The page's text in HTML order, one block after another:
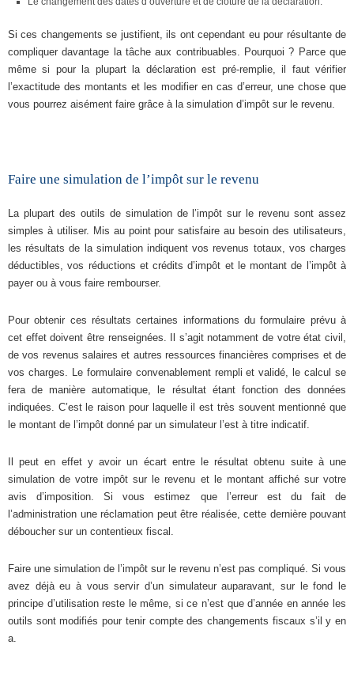
Si ces changements se justifient, ils ont cependant eu pour résultante de
compliquer davantage la tâche aux contribuables. Pourquoi ? Parce que
même si pour la plupart la déclaration est pré-remplie, il faut vérifier
l’exactitude des montants et les modifier en cas d’erreur, une chose que
vous pourrez aisément faire grâce à la simulation d’impôt sur le revenu.
Faire une simulation de l’impôt sur le revenu
La plupart des outils de simulation de l’impôt sur le revenu sont assez
simples à utiliser. Mis au point pour satisfaire au besoin des utilisateurs,
les résultats de la simulation indiquent vos revenus totaux, vos charges
déductibles, vos réductions et crédits d’impôt et le montant de l’impôt à
payer ou à vous faire rembourser.
Pour obtenir ces résultats certaines informations du formulaire prévu à
cet effet doivent être renseignées. Il s’agit notamment de votre état civil,
de vos revenus salaires et autres ressources financières comprises et de
vos charges. Le formulaire convenablement rempli et validé, le calcul se
fera de manière automatique, le résultat étant fonction des données
indiquées. C’est le raison pour laquelle il est très souvent mentionné que
le montant de l’impôt donné par un simulateur l’est à titre indicatif.
Il peut en effet y avoir un écart entre le résultat obtenu suite à une
simulation de votre impôt sur le revenu et le montant affiché sur votre
avis d’imposition. Si vous estimez que l’erreur est du fait de
l’administration une réclamation peut être réalisée, cette dernière pouvant
déboucher sur un contentieux fiscal.
Faire une simulation de l’impôt sur le revenu n’est pas compliqué. Si vous
avez déjà eu à vous servir d’un simulateur auparavant, sur le fond le
principe d’utilisation reste le même, si ce n’est que d’année en année les
outils sont modifiés pour tenir compte des changements fiscaux s’il y en
a.